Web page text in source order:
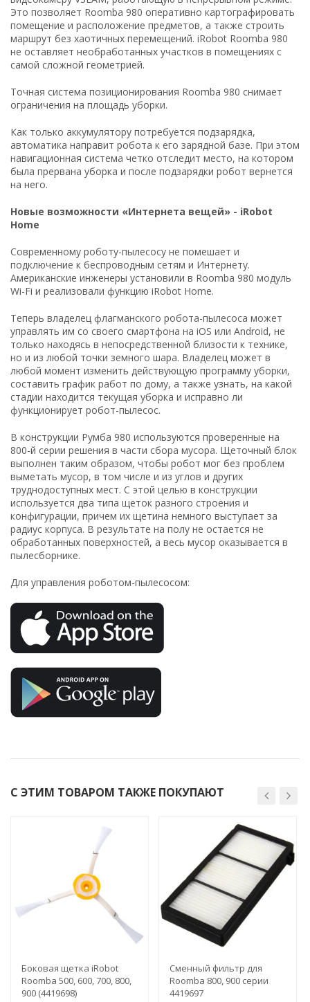
Это позволяет Roomba 980 оперативно картографировать
помещение и расположение предметов, а также строить
маршрут без хаотичных перемещений. iRobot Roomba 980
не оставляет необработанных участков в помещениях с
самой сложной геометрией.
Точная система позиционирования Roomba 980 снимает
ограничения на площадь уборки.
Как только аккумулятору потребуется подзарядка,
автоматика направит робота к его зарядной базе. При этом
навигационная система четко отследит место, на котором
была прервана уборка и после подзарядки робот вернется
на него.
Новые возможности «Интернета вещей» - iRobot
Home
Современному роботу-пылесосу не помешает и
подключение к беспроводным сетям и Интернету.
Американские инженеры установили в Roomba 980 модуль
Wi-Fi и реализовали функцию iRobot Home.
Теперь владелец флагманского робота-пылесоса может
управлять им со своего смартфона на iOS или Android, не
только находясь в непосредственной близости к технике,
но и из любой точки земного шара. Владелец может в
любой момент изменить действующую программу уборки,
составить график работ по дому, а также узнать, на какой
стадии находится текущая уборка и исправно ли
функционирует робот-пылесос.
В конструкции Румба 980 используются проверенные на
800-й серии решения в части сбора мусора. Щеточный блок
выполнен таким образом, чтобы робот мог без проблем
выметать мусор, в том числе и из углов и других
труднодоступных мест. С этой целью в конструкции
используется два типа щеток разного строения и
конфигурации, причем их щетина немного выступает за
радиус корпуса. В результате на полу не остается не
обработанных поверхностей, а весь мусор оказывается в
пылесборнике.
Для управления роботом-пылесосом:
С ЭТИМ ТОВАРОМ ТАКЖЕ ПОКУПАЮТ
Боковая щетка iRobot
Roomba 500, 600, 700, 800,
900 (4419698)
Сменный фильтр для
Roomba 800, 900 серии
4419697